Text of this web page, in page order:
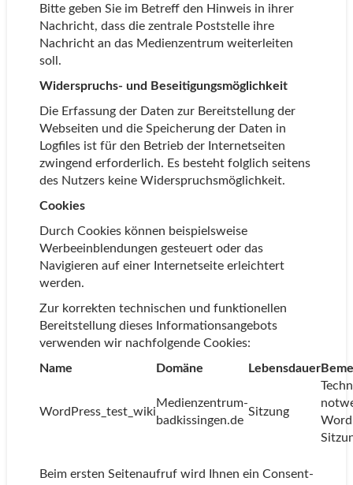
Bitte geben Sie im Betreff den Hinweis in ihrer
Nachricht, dass die zentrale Poststelle ihre
Nachricht an das Medienzentrum weiterleiten
soll.
Widerspruchs- und Beseitigungsmöglichkeit
Die Erfassung der Daten zur Bereitstellung der
Webseiten und die Speicherung der Daten in
Logfiles ist für den Betrieb der Internetseiten
zwingend erforderlich. Es besteht folglich seitens
des Nutzers keine Widerspruchsmöglichkeit.
Cookies
Durch Cookies können beispielsweise
Werbeeinblendungen gesteuert oder das
Navigieren auf einer Internetseite erleichtert
werden.
Zur korrekten technischen und funktionellen
Bereitstellung dieses Informationsangebots
verwenden wir nachfolgende Cookies:
Name
Domäne Lebensdauer
WordPress_test_wiki
Medienzentrum-
badkissingen.de
Sitzung
Beim ersten Seitenaufruf wird Ihnen ein Consent-